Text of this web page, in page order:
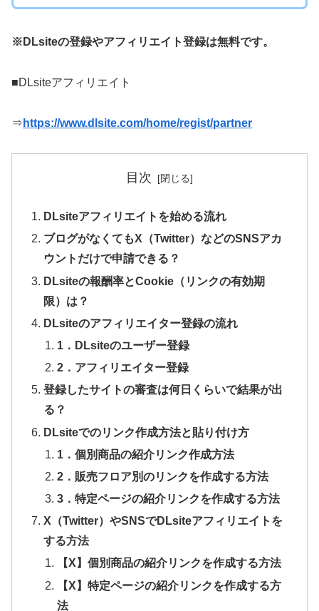
※DLsiteの登録やアフィリエイト登録は無料です。
■DLsiteアフィリエイト
⇒ https://www.dlsite.com/home/regist/partner
目次
DLsiteアフィリエイトを始める流れ
ブログがなくてもX（Twitter）などのSNSアカ
ウントだけで申請できる？
DLsiteの報酬率とCookie（リンクの有効期
限）は？
DLsiteのアフィリエイター登録の流れ
1．DLsiteのユーザー登録
2．アフィリエイター登録
登録したサイトの審査は何日くらいで結果が出
る？
DLsiteでのリンク作成方法と貼り付け方
1．個別商品の紹介リンク作成方法
2．販売フロア別のリンクを作成する方法
3．特定ページの紹介リンクを作成する方法
X（Twitter）やSNSでDLsiteアフィリエイトを
する方法
【X】個別商品の紹介リンクを作成する方法
【X】特定ページの紹介リンクを作成する方
法